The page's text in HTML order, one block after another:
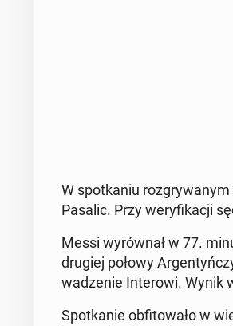
W spo­tka­niu
Pasalic. Przy we­ry­fi­ka­cji
Messi wy­rów­nał w 77.
drugiej połowy
wa­dze­nie In­te­ro­wi. Wynik
Spo­tka­nie ob­fi­to­wa­ło w